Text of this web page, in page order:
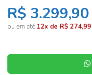
R$ 3.299,90
ou em até 12x de R$ 274,99